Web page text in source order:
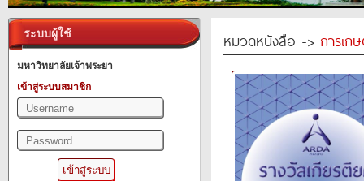
ระบบผู้ใช้
มหาวิทยาลัยเจ้าพระยา
เข้าสู่ระบบสมาชิก
หมวดหนังสือ -> การเก